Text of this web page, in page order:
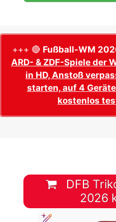
+++ 🔴 Fußball-WM
ARD- & ZDF-Spiele der
in HD, Anstoß
starten, auf 4
kostenlos
DFB
2026